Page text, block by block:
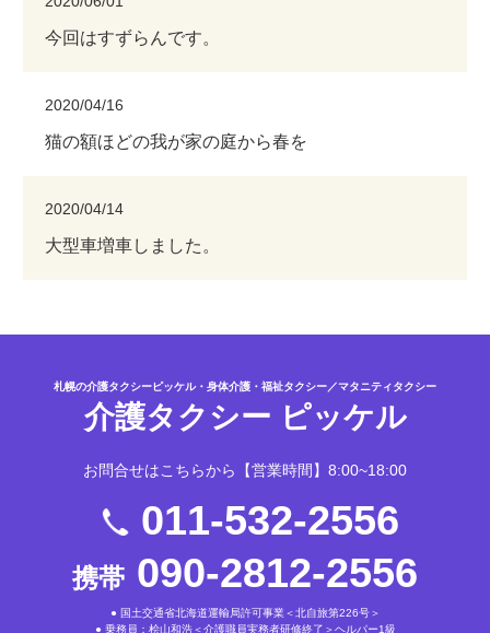
今回はすずらんです。
2020/04/16
猫の額ほどの我が家の庭から春を
2020/04/14
大型車増車しました。
札幌の介護タクシーピッケル・身体介護・福祉タクシー／マタニティタクシー
介護タクシー ピッケル
お問合せはこちらから 【営業時間】8:00~18:00
011-532-2556
携帯 090-2812-2556
● 国土交通省北海道運輸局許可事業＜北自旅第226号＞
● 乗務員：桧山和浩＜介護職員実務者研修終了＞ヘルパー1級